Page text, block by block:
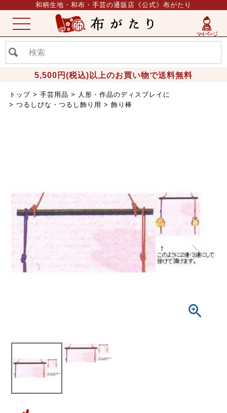
和柄生地・和布・手芸の通販店《公式》布がたり
5,500円(税込)以上のお買い物で送料無料
ME
NU
トップ 手芸用品
人形・作品のディスプレイに
つるしびな・つるし飾り用
飾り棒